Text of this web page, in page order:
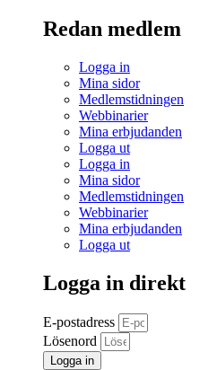
Redan medlem
Logga in
Mina sidor
Medlemstidningen
Webbinarier
Mina erbjudanden
Logga ut
Logga in
Mina sidor
Medlemstidningen
Webbinarier
Mina erbjudanden
Logga ut
Logga in direkt
E-postadress
Lösenord
Logga in